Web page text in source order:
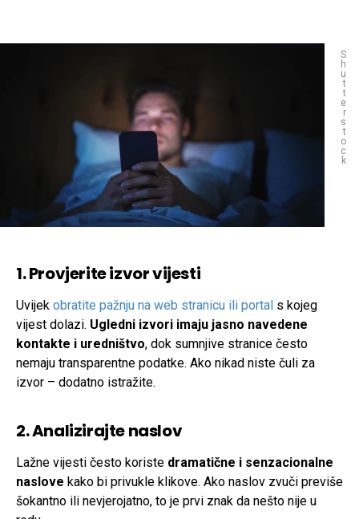
S
h
u
t
t
e
r
s
t
o
c
k
1. Provjerite izvor vijesti
Uvijek obratite pažnju na web stranicu ili portal s kojeg
vijest dolazi. Ugledni izvori imaju jasno navedene
kontakte i uredništvo, dok sumnjive stranice često
nemaju transparentne podatke. Ako nikad niste čuli za
izvor – dodatno istražite.
2. Analizirajte naslov
Lažne vijesti često koriste dramatične i senzacionalne
naslove kako bi privukle klikove. Ako naslov zvuči previše
šokantno ili nevjerojatno, to je prvi znak da nešto nije u